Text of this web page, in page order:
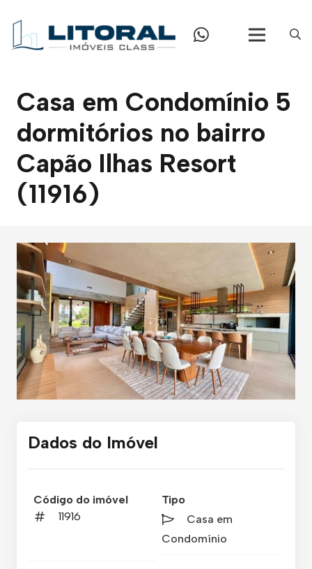
Casa em Condomínio 5
dormitórios no bairro
Capão Ilhas Resort
(11916)
Dados do Imóvel
Código do imóvel
11916
Tipo
Casa em
Condomínio